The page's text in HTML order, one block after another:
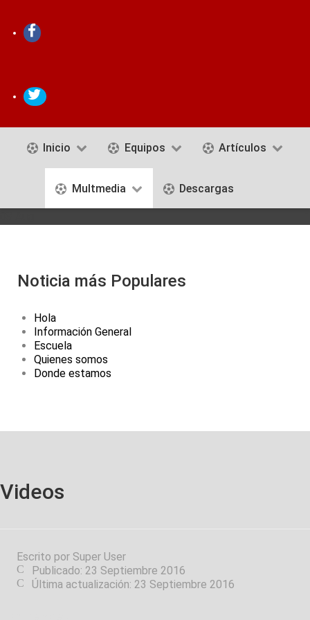
Inicio Equipos Artículos
Multmedia Descargas
Noticia más Populares
Hola
Información General
Escuela
Quienes somos
Donde estamos
Videos
Escrito por Super User
Publicado: 23 Septiembre 2016
Última actualización: 23 Septiembre 2016